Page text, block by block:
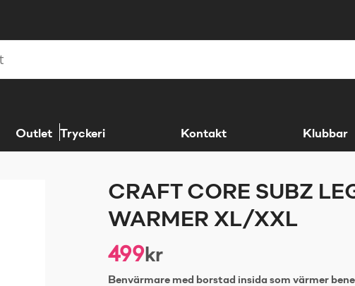
Outlet Tryckeri Kontakt Klubbar
CRAFT CORE SUBZ
WARMER XL/XXL
499kr
Benvärmare med borstad insida som värmer